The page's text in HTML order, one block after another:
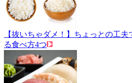
【抜いちゃダメ！】ちょっとの工
る食べ方4つ